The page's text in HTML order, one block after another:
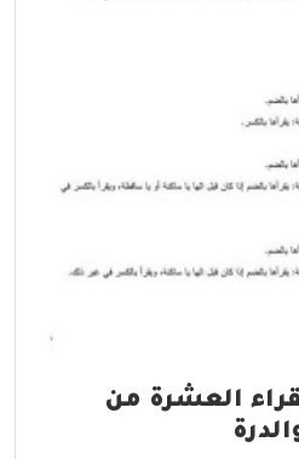
العشرة من